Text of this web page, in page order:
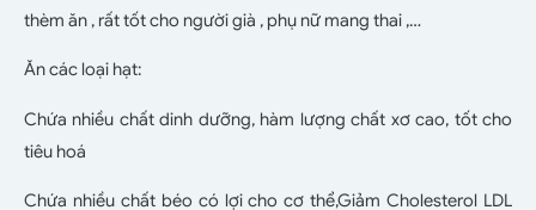
thèm ăn , rất tốt cho người già , phụ nữ mang thai ,…
Ăn các loại hạt:
Chứa nhiều chất dinh dưỡng, hàm lượng chất xơ cao, tốt cho
tiêu hoá
Chứa nhiều chất béo có lợi cho cơ thể,Giảm Cholesterol LDL